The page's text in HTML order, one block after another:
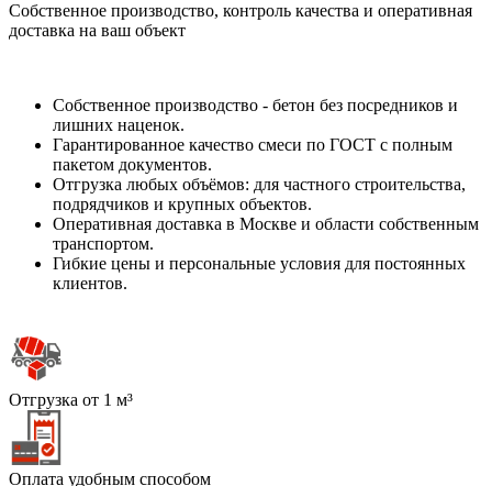
Собственное производство, контроль качества и оперативная
доставка на ваш объект
Собственное производство - бетон без посредников и
лишних наценок.
Гарантированное качество смеси по ГОСТ с полным
пакетом документов.
Отгрузка любых объёмов: для частного строительства,
подрядчиков и крупных объектов.
Оперативная доставка в Москве и области собственным
транспортом.
Гибкие цены и персональные условия для постоянных
клиентов.
Отгрузка от 1 м³
Оплата удобным способом